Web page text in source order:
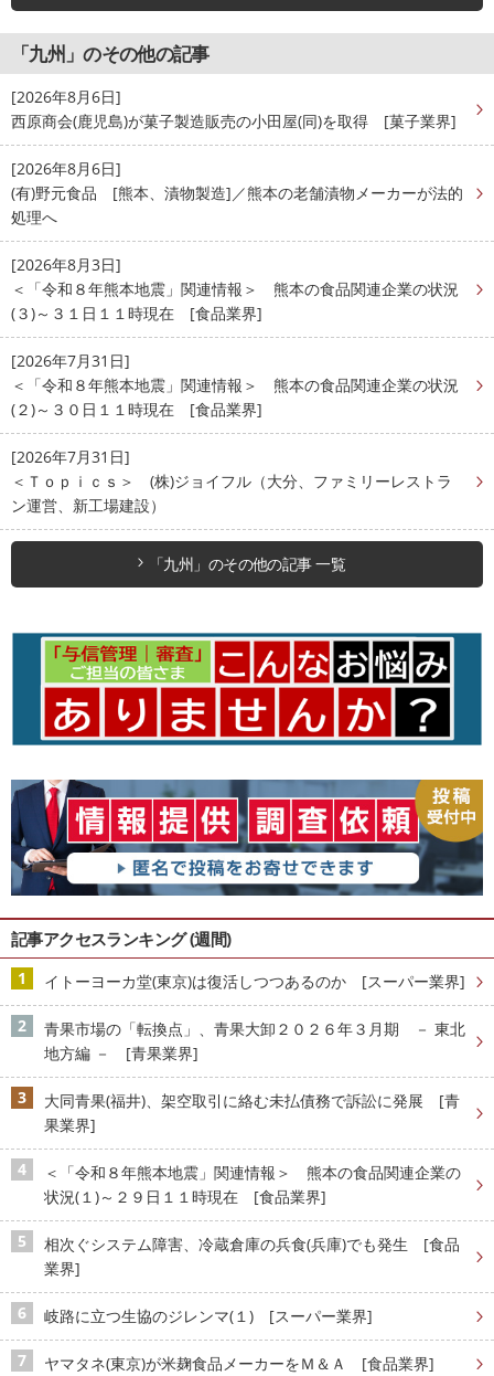
「九州」のその他の記事
[2026年8月6日]
西原商会(鹿児島)が菓子製造販売の小田屋(同)を取得 [菓子業界]
[2026年8月6日]
(有)野元食品 [熊本、漬物製造]／熊本の老舗漬物メーカーが法的
処理へ
[2026年8月3日]
＜「令和８年熊本地震」関連情報＞ 熊本の食品関連企業の状況
(３)～３１日１１時現在 [食品業界]
[2026年7月31日]
＜「令和８年熊本地震」関連情報＞ 熊本の食品関連企業の状況
(２)～３０日１１時現在 [食品業界]
[2026年7月31日]
＜Ｔｏｐｉｃｓ＞ (株)ジョイフル（大分、ファミリーレストラ
ン運営、新工場建設）
「九州」のその他の記事 一覧
記事アクセスランキング (週間)
イトーヨーカ堂(東京)は復活しつつあるのか [スーパー業界]
青果市場の「転換点」、青果大卸２０２６年３月期 － 東北
地方編 － [青果業界]
大同青果(福井)、架空取引に絡む未払債務で訴訟に発展 [青
果業界]
＜「令和８年熊本地震」関連情報＞ 熊本の食品関連企業の
状況(１)～２９日１１時現在 [食品業界]
相次ぐシステム障害、冷蔵倉庫の兵食(兵庫)でも発生 [食品
業界]
岐路に立つ生協のジレンマ(１) [スーパー業界]
ヤマタネ(東京)が米麹食品メーカーをＭ＆Ａ [食品業界]